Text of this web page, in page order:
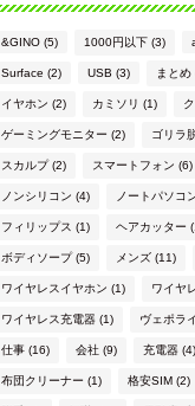
&GINO(5) 1000円以下(3)
Surface (2) USB (3) まとめ
イヤホン (2) カミソリ (1)
ゲーミングモニター (2) ゴリラ
スカルプ(2) スマートフォン (6)
ノンシリコン (4) ノートパソコ
フィリップス (1) ヘアカッター
ボディソープ(5) メンズ(11)
ワイヤレスイヤホン (1) ワイヤ
ワイヤレス充電器(1) ヴェポラ
仕事(16) 会社(9) 充電器(4)
布団クリーナー (1) 格安SIM(2)